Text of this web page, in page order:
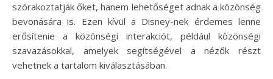
szórakoztatják őket, hanem lehetőséget adnak a közönség
bevonására is. Ezen kívül a Disney-nek érdemes lenne
erősítenie a közönségi interakciót, például közönségi
szavazásokkal, amelyek segítségével a nézők részt
vehetnek a tartalom kiválasztásában.